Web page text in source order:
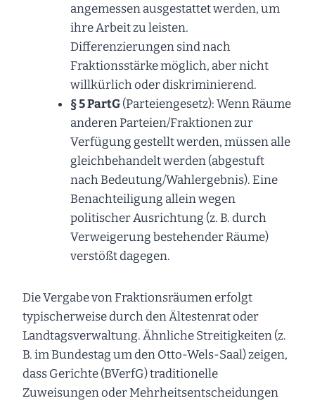
angemessen ausgestattet werden, um
ihre Arbeit zu leisten.
Differenzierungen sind nach
Fraktionsstärke möglich, aber nicht
willkürlich oder diskriminierend.
§ 5 PartG(Parteiengesetz): Wenn Räume
anderen Parteien/Fraktionen zur
Verfügung gestellt werden, müssen alle
gleichbehandelt werden (abgestuft
nach Bedeutung/Wahlergebnis). Eine
Benachteiligung allein wegen
politischer Ausrichtung (z. B. durch
Verweigerung bestehender Räume)
verstößt dagegen.
Die Vergabe von Fraktionsräumen erfolgt
typischerweise durch den Ältestenrat oder
Landtagsverwaltung. Ähnliche Streitigkeiten (z.
B. im Bundestag um den Otto-Wels-Saal) zeigen,
dass Gerichte (BVerfG) traditionelle
Zuweisungen oder Mehrheitsentscheidungen